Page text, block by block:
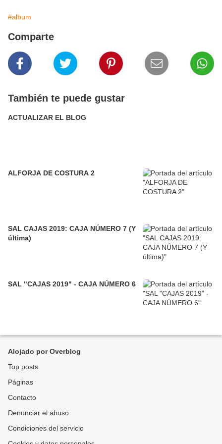
#album
Comparte
También te puede gustar
ACTUALIZAR EL BLOG
ALFORJA DE COSTURA 2
SAL CAJAS 2019: CAJA NÚMERO 7 (Y
última)
SAL "CAJAS 2019" - CAJA NÚMERO 6
Alojado por Overblog
Top posts
Páginas
Contacto
Denunciar el abuso
Condiciones del servicio